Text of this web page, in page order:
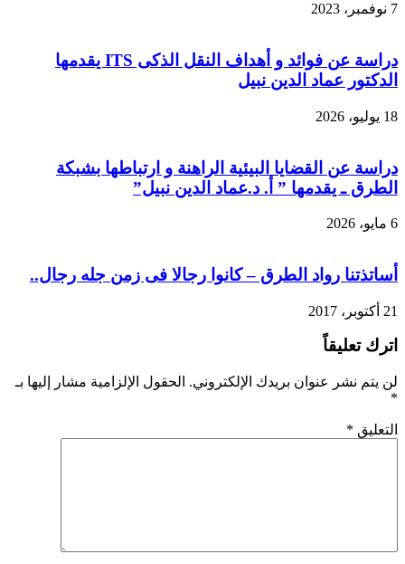
7 نوفمبر، 2023
دراسة عن فوائد و أهداف النقل الذكى ITS يقدمها
الدكتور عماد الدين نبيل
18 يوليو، 2026
دراسة عن القضايا البيئية الراهنة و ارتباطها بشبكة
الطرق ـ يقدمها ” أ. د.عماد الدين نبيل”
6 مايو، 2026
أساتذتنا رواد الطرق – كانوا رجالا فى زمن جله رجال..
21 أكتوبر، 2017
اترك تعليقاً
لن يتم نشر عنوان بريدك الإلكتروني. الحقول الإلزامية مشار إليها بـ
*
التعليق *